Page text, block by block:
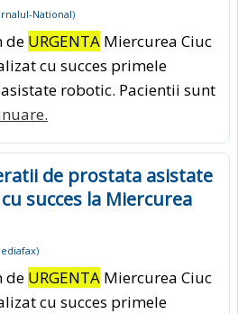
National)
de URGENTA Miercurea Ciuc
cu succes primele
robotic. Pacientii sunt
de prostata asistate
succes la Miercurea
)
de URGENTA Miercurea Ciuc
cu succes primele